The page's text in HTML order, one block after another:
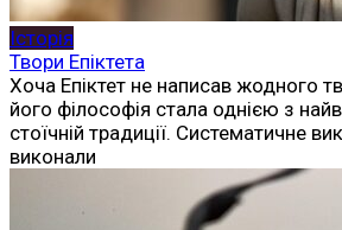
Історія
Твори Епіктета
Хоча Епіктет не написав жодного
його філософія стала однією з
стоїчній традиції. Систематичне
виконали